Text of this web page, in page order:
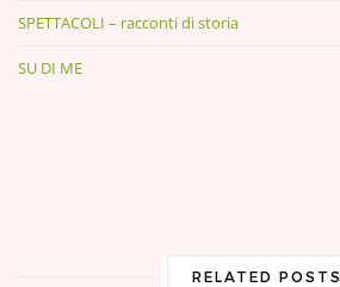
SPETTACOLI – racconti di storia
SU DI ME
RELATED POSTS